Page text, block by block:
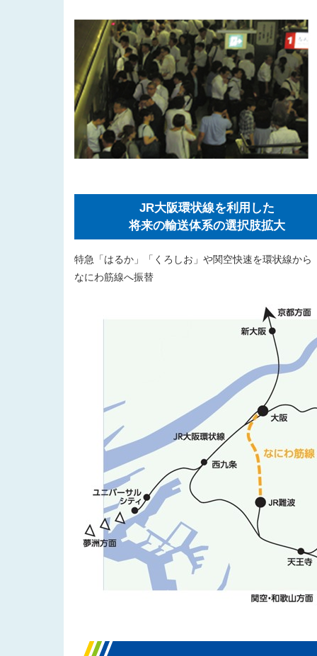
JR大阪環状線を利用した
将来の輸送体系の選択肢拡大
特急「はるか」「くろしお」や関空快速を環状線から
なにわ筋線へ振替